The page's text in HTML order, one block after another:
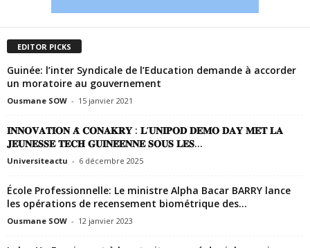
EDITOR PICKS
Guinée: l’inter Syndicale de l’Education demande à accorder
un moratoire au gouvernement
Ousmane SOW - 15 janvier 2021
𝐈𝐍𝐍𝐎𝐕𝐀𝐓𝐈𝐎𝐍 𝐀̀ 𝐂𝐎𝐍𝐀𝐊𝐑𝐘 : 𝐋’𝐔𝐍𝐈𝐏𝐎𝐃 𝐃𝐄𝐌𝐎 𝐃𝐀𝐘 𝐌𝐄𝐓 𝐋𝐀
𝐉𝐄𝐔𝐍𝐄𝐒𝐒𝐄 𝐓𝐄𝐂𝐇 𝐆𝐔𝐈𝐍𝐄́𝐄𝐍𝐍𝐄 𝐒𝐎𝐔𝐒 𝐋𝐄𝐒...
Universiteactu - 6 décembre 2025
École Professionnelle: Le ministre Alpha Bacar BARRY lance
les opérations de recensement biométrique des...
Ousmane SOW - 12 janvier 2023